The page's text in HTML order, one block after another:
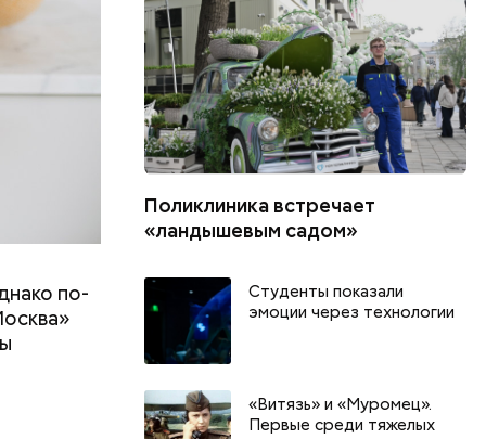
День тульского пряника и
День
по-
Поликлиника встречает
«ландышевым садом»
Студенты показали
эмоции через технологии
«Витязь» и «Муромец».
Первые среди тяжелых